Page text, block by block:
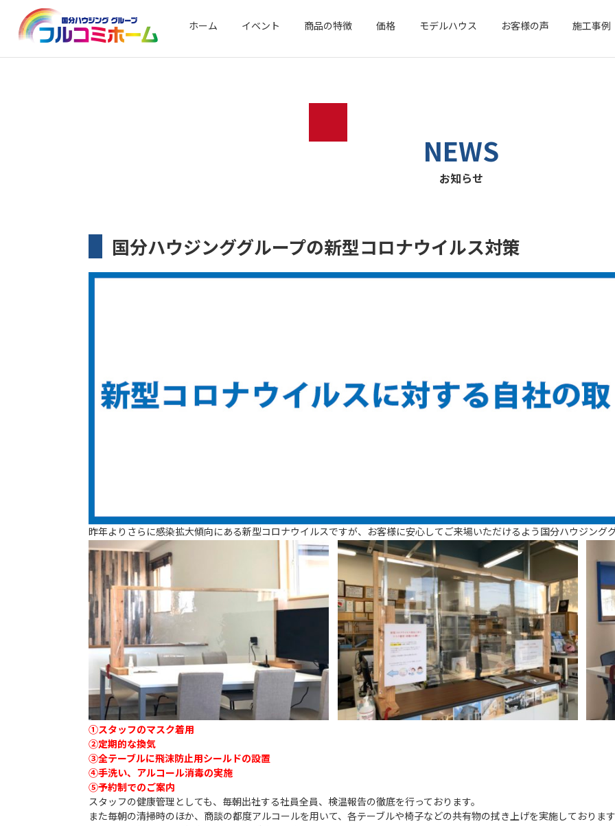
ホーム イベント 商品の特徴 価格 モデルハウス お客様の声 施工事例
NEWS
お知らせ
国分ハウジンググループの新型コロナウイルス対策
昨年よりさらに感染拡大傾向にある新型コロナウイルスですが、お客様に安心してご来場いただけるよう国分ハウジング
①スタッフのマスク着用
②定期的な換気
③全テーブルに飛沫防止用シールドの設置
④手洗い、アルコール消毒の実施
⑤予約制でのご案内
スタッフの健康管理としても、毎朝出社する社員全員、検温報告の徹底を行っております。
また毎朝の清掃時のほか、商談の都度アルコールを用いて、各テーブルや椅子などの共有物の拭き上げを実施しておりま